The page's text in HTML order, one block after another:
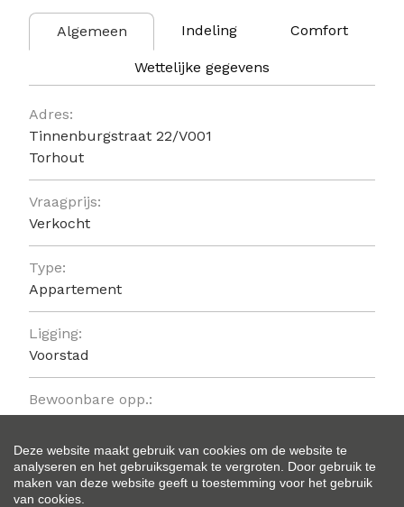
Algemeen Indeling Comfort
Wettelijke gegevens
Algemeen
Adres:
Tinnenburgstraat 22/V001
Torhout
Vraagprijs:
Verkocht
Type:
Appartement
Ligging:
Voorstad
Bewoonbare opp.:
94 m²
Type constructie:
Traditioneel
Deze website maakt gebruik van cookies om de website te
analyseren en het gebruiksgemak te vergroten. Door gebruik te
maken van deze website geeft u toestemming voor het gebruik
van cookies.